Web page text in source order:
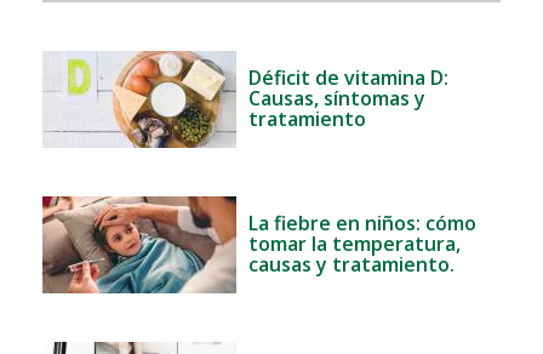
Déficit de vitamina D:
Causas, síntomas y
tratamiento
La fiebre en niños: cómo
tomar la temperatura,
causas y tratamiento.